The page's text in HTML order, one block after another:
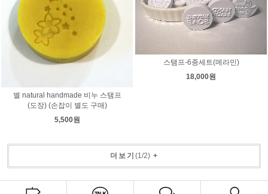
별 natural handmade 비누 스탬프
(도장) (손잡이 별도 구매)
5,500원
스탬프-6종세트(메라민)
18,000원
더보기 (1/2)+